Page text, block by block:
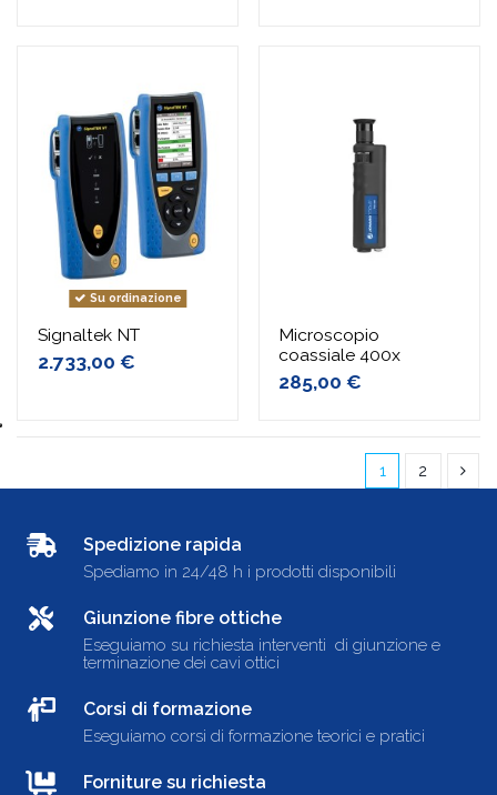
Su ordinazione
Signaltek NT
2.733,00 €
Microscopio
coassiale 400x
285,00 €
1 2
Spedizione rapida
Spediamo in 24/48 h i prodotti disponibili
Giunzione fibre ottiche
Eseguiamo su richiesta interventi di giunzione e
terminazione dei cavi ottici
Corsi di formazione
Eseguiamo corsi di formazione teorici e pratici
Forniture su richiesta